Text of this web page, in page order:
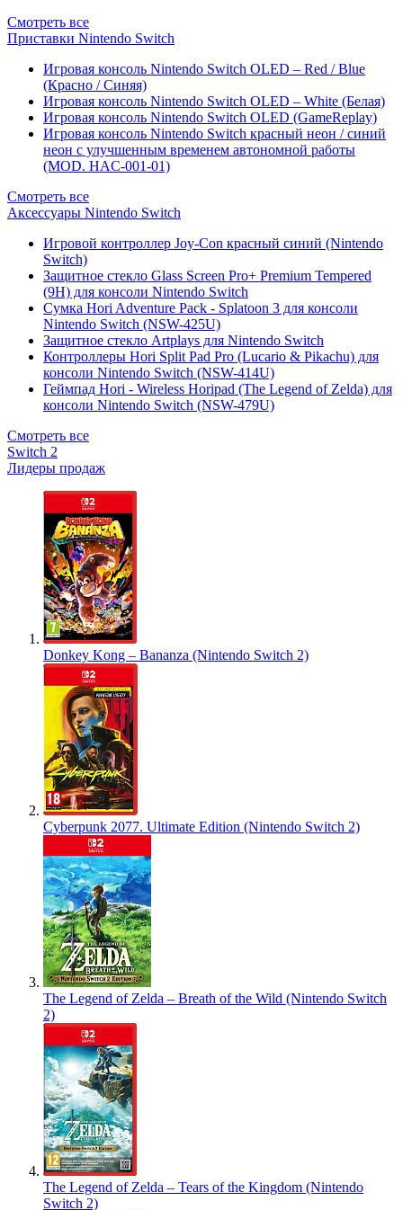
Смотреть все
Приставки Nintendo Switch
Игровая консоль Nintendo Switch OLED – Red / Blue
(Красно / Синяя)
Игровая консоль Nintendo Switch OLED – White (Белая)
Игровая консоль Nintendo Switch OLED (GameReplay)
Игровая консоль Nintendo Switch красный неон / синий
неон с улучшенным временем автономной работы
(MOD. HAC-001-01)
Смотреть все
Аксессуары Nintendo Switch
Игровой контроллер Joy-Con красный синий (Nintendo
Switch)
Защитное стекло Glass Screen Pro+ Premium Tempered
(9H) для консоли Nintendo Switch
Сумка Hori Adventure Pack - Splatoon 3 для консоли
Nintendo Switch (NSW-425U)
Защитное стекло Artplays для Nintendo Switch
Контроллеры Hori Split Pad Pro (Lucario & Pikachu) для
консоли Nintendo Switch (NSW-414U)
Геймпад Hori - Wireless Horipad (The Legend of Zelda) для
консоли Nintendo Switch (NSW-479U)
Смотреть все
Switch 2
Лидеры продаж
Donkey Kong – Bananza (Nintendo Switch 2)
Cyberpunk 2077. Ultimate Edition (Nintendo Switch 2)
The Legend of Zelda – Breath of the Wild (Nintendo Switch
2)
The Legend of Zelda – Tears of the Kingdom (Nintendo
Switch 2)